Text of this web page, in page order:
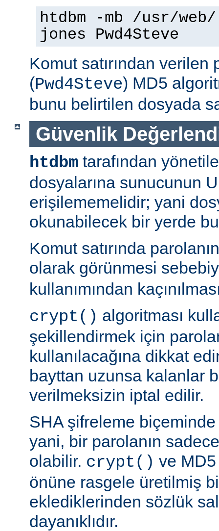
htdbm -mb /usr/
jones Pwd4Steve
Komut satırından verilen
(Pwd4Steve) MD5
bunu belirtilen dosyada
Güvenlik
htdbm tarafından
dosyalarına sunucunun
erişilememelidir; yani
okunabilecek bir yerde
Komut satırında
olarak görünmesi
kullanımından
crypt() algoritması
şekillendirmek için
kullanılacağına dikkat
bayttan uzunsa kalanlar
verilmeksizin iptal edilir.
SHA şifreleme
yani, bir parolanın
olabilir. crypt() ve
önüne rasgele üretilmiş
eklediklerinden sözlük
dayanıklıdır.